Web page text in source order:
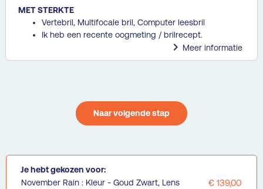
MET STERKTE
Vertebril, Multifocale bril, Computer leesbril
Ik heb een recente oogmeting / brilrecept.
 Meer informatie
Naar volgende stap
Je hebt gekozen voor:
November Rain : Kleur - Goud Zwart, Lens
€ 139,00